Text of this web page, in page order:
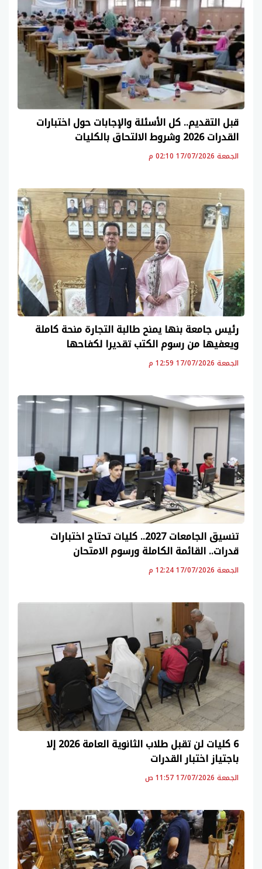
قبل التقديم.. كل الأسئلة والإجابات حول اختبارات
القدرات 2026 وشروط الالتحاق بالكليات
الجمعة 17/07/2026 02:10 م
رئيس جامعة بنها يمنح طالبة التجارة منحة كاملة
ويعفيها من رسوم الكتب تقديرا لكفاحها
الجمعة 17/07/2026 12:59 م
تنسيق الجامعات 2027.. كليات تحتاج اختبارات
قدرات.. القائمة الكاملة ورسوم الامتحان
الجمعة 17/07/2026 12:24 م
6 كليات لن تقبل طلاب الثانوية العامة 2026 إلا
باجتياز اختبار القدرات
الجمعة 17/07/2026 11:57 ص